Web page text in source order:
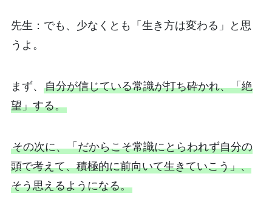
先生：でも、少なくとも「生き方は変わる」と思
うよ。
まず、 自分が信じている常識が打ち砕かれ、「絶
望」する。
その次に、「だからこそ常識にとらわれず自分の
頭で考えて、積極的に前向いて生きていこう」、
そう思えるようになる。